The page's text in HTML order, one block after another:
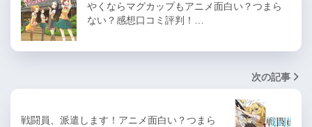
やくならマグカップもアニメ面白い？つまら
ない？感想口コミ評判！…
次の記事
戦闘員、派遣します！アニメ面白い？つまら